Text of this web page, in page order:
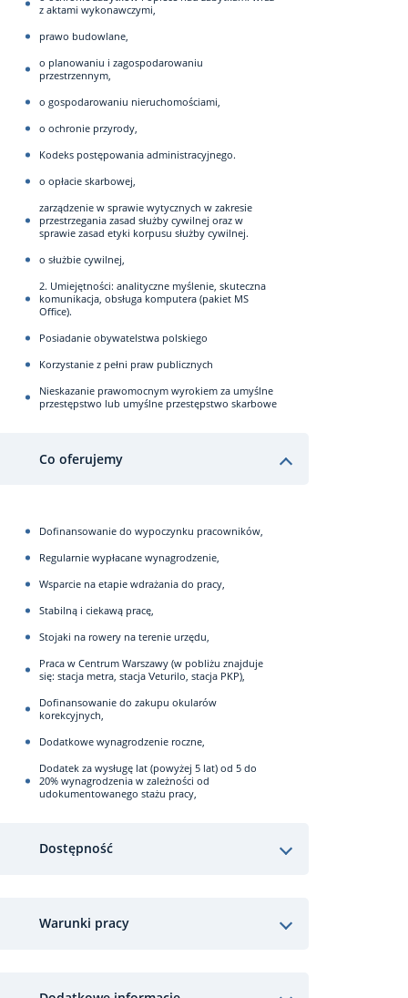
z aktami wykonawczymi,
prawo budowlane,
o planowaniu i zagospodarowaniu
przestrzennym,
o gospodarowaniu nieruchomościami,
o ochronie przyrody,
Kodeks postępowania administracyjnego.
o opłacie skarbowej,
zarządzenie w sprawie wytycznych w zakresie
przestrzegania zasad służby cywilnej oraz w
sprawie zasad etyki korpusu służby cywilnej.
o służbie cywilnej,
2. Umiejętności: analityczne myślenie, skuteczna
komunikacja, obsługa komputera (pakiet MS
Office).
Posiadanie obywatelstwa polskiego
Korzystanie z pełni praw publicznych
Nieskazanie prawomocnym wyrokiem za umyślne
przestępstwo lub umyślne przestępstwo skarbowe
Co oferujemy
Dofinansowanie do wypoczynku pracowników,
Regularnie wypłacane wynagrodzenie,
Wsparcie na etapie wdrażania do pracy,
Stabilną i ciekawą pracę,
Stojaki na rowery na terenie urzędu,
Praca w Centrum Warszawy (w pobliżu znajduje
się: stacja metra, stacja Veturilo, stacja PKP),
Dofinansowanie do zakupu okularów
korekcyjnych,
Dodatkowe wynagrodzenie roczne,
Dodatek za wysługę lat (powyżej 5 lat) od 5 do
20% wynagrodzenia w zależności od
udokumentowanego stażu pracy,
Dostępność
Warunki pracy